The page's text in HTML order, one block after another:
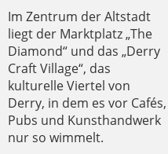
Im Zentrum der Altstadt
liegt der Marktplatz „The
Diamond“ und das „Derry
Craft Village“, das
kulturelle Viertel von
Derry, in dem es vor Cafés,
Pubs und Kunsthandwerk
nur so wimmelt.